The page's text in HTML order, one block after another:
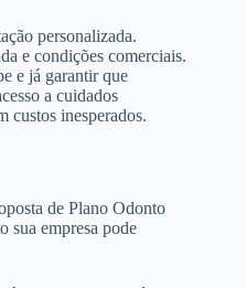
personalizada.
e condições comerciais.
e já garantir que
a cuidados
custos inesperados.
de Plano Odonto
sua empresa pode